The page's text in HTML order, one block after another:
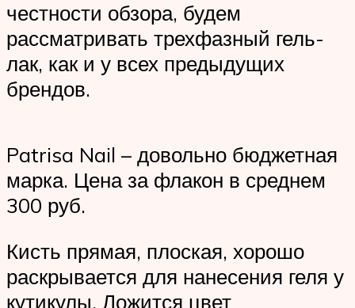
честности обзора, будем
рассматривать трехфазный гель-
лак, как и у всех предыдущих
брендов.
Patrisa Nail – довольно бюджетная
марка. Цена за флакон в среднем
300 руб.
Кисть прямая, плоская, хорошо
раскрывается для нанесения геля у
кутикулы. Ложится цвет